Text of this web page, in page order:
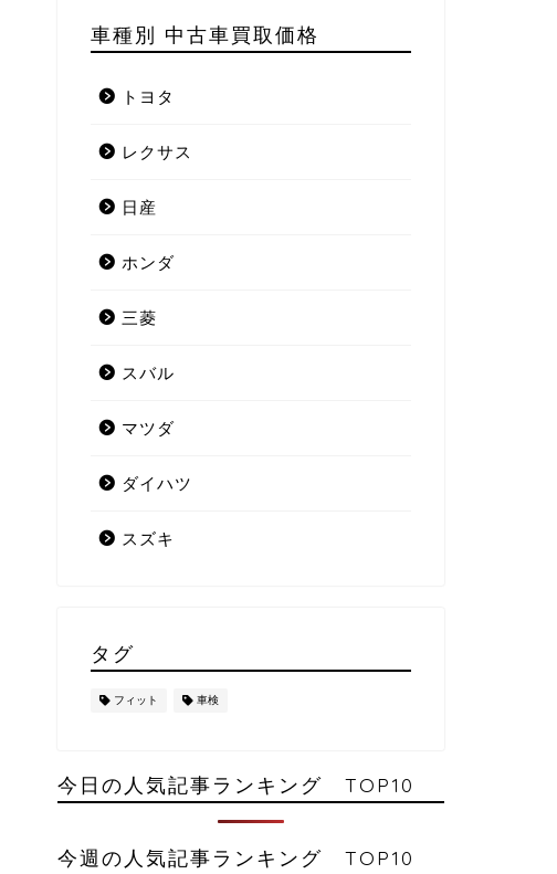
車種別 中古車買取価格
トヨタ
レクサス
日産
ホンダ
三菱
スバル
マツダ
ダイハツ
スズキ
タグ
フィット 車検
今日の人気記事ランキング TOP10
今週の人気記事ランキング TOP10